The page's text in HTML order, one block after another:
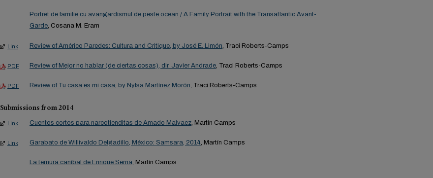
Portret de familie cu avangardismul de peste ocean / A Family Portrait with the Transatlantic Avant-
Garde, Cosana M. Eram
Link Review of Américo Paredes: Cultura and Critique, by José E. Limón , Traci Roberts-Camps
PDF Review of Mejor no hablar (de ciertas cosas), dir. Javier Andrade, Traci Roberts-Camps
PDF Review of Tu casa es mi casa, by Nylsa Martínez Morón, Traci Roberts-Camps
Submissions from 2014
Link Cuentos cortos para narcotienditas de Amado Malvaez , Martín Camps
Link Garabato de Willivaldo Delgadillo, México: Samsara, 2014, Martín Camps
La ternura caníbal de Enrique Serna, Martín Camps